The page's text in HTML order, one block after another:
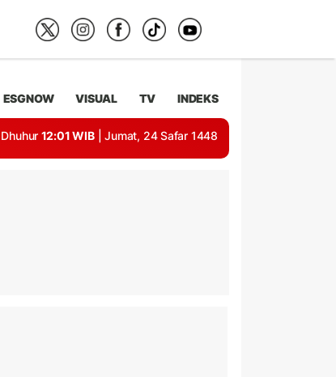
ESGNOW VISUAL TV INDEKS
Dhuhur 12:01 WIB | Jumat, 24 Safar 1448